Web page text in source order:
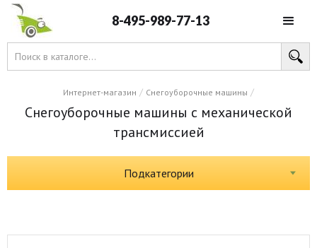
8-495-989-77-13
Интернет-магазин / Снегоуборочные машины /
Снегоуборочные машины с механической
трансмиссией
Подкатегории